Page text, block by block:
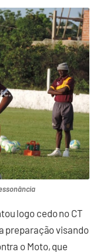
logo cedo no CT
preparação visando
o Moto, que